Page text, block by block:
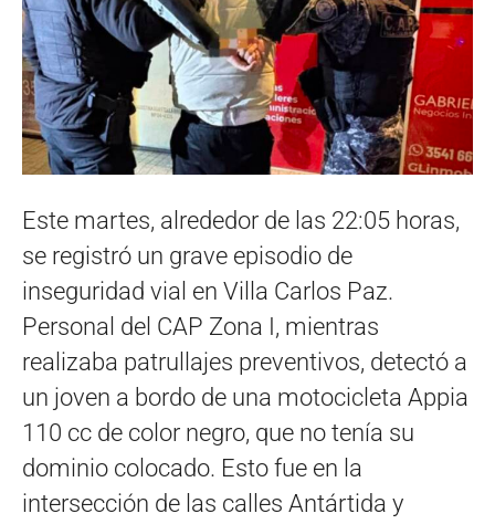
Este martes, alrededor de las 22:05 horas,
se registró un grave episodio de
inseguridad vial en Villa Carlos Paz.
Personal del CAP Zona I, mientras
realizaba patrullajes preventivos, detectó a
un joven a bordo de una motocicleta Appia
110 cc de color negro, que no tenía su
dominio colocado. Esto fue en la
intersección de las calles Antártida y